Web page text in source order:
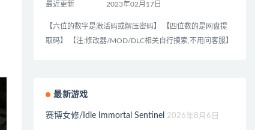
最近更新 2023年02月17日
【六位的数字是激活码或解压密码】 【四位数的是网盘提
取码】 【注:修改器/MOD/DLC相关自行摸索,不用问客服】
最新游戏
赛博女修/Idle Immortal Sentinel 2026年8月6日